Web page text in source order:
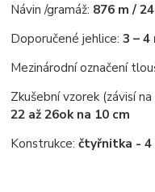
Návin /gramáž: 876 m /
Doporučené jehlice:3 – 4
Mezinárodní označení
Zkušební vzorek (závisí
22 až 26ok na 10 cm
Konstrukce:čtyřnitka - 4